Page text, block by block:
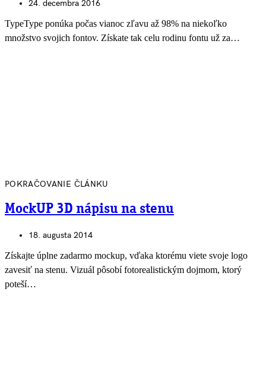
24. decembra 2016
TypeType ponúka počas vianoc zľavu až 98% na niekoľko
množstvo svojich fontov. Získate tak celu rodinu fontu už za…
POKRAČOVANIE ČLÁNKU
MockUP 3D nápisu na stenu
18. augusta 2014
Získajte úplne zadarmo mockup, vďaka ktorému viete svoje logo
zavesiť na stenu. Vizuál pôsobí fotorealistickým dojmom, ktorý
poteší…